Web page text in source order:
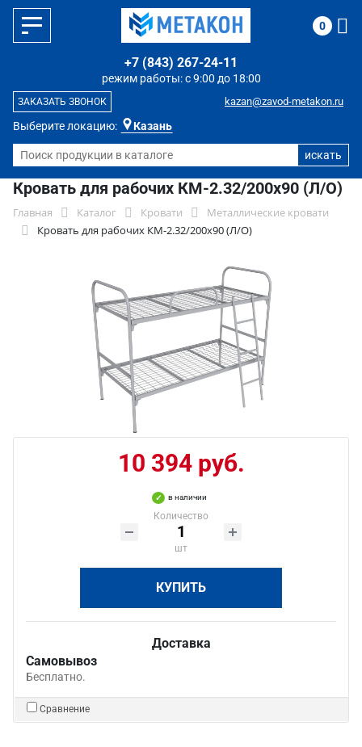
Выберите локацию: Казань
режим работы: с 9:00 до 18:00
+7 (843) 267-24-11
kazan@zavod-metakon.ru
ЗАКАЗАТЬ ЗВОНОК
0
Кровать для рабочих КМ-2.32/200х90 (Л/О)
Главная Каталог Кровати
Металлические кровати
Кровать для рабочих КМ-2.32/200х90 (Л/О)
10 394 руб.
в наличии
Количество
шт
КУПИТЬ
Доставка
Самовывоз
Бесплатно.
Сравнение